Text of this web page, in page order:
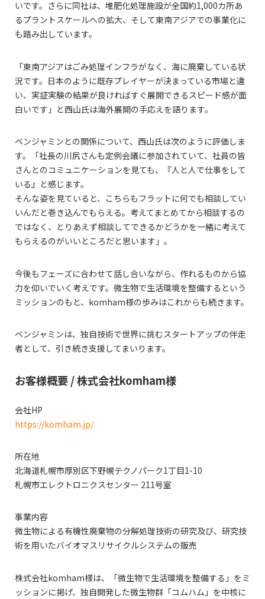
いです。さらに同社は、堆肥化処理施設が全国約1,000カ所あ
るプラントスケールへの拡大、そして東南アジアでの事業化に
も踏み出しています。
「東南アジアはごみ処理インフラがなく、海に廃棄している状
況です。日本のように既存プレイヤーが決まっている市場と違
い、実証実験の結果が良ければすぐ展開できるスピード感が面
白いです」と西山氏は海外展開の手応えを語ります。
ベンジャミンとの関係について、西山氏は次のように評価しま
す。「社長の川尻さんも定例会議に参加されていて、社員の皆
さんとのコミュニケーションを見ても、『人と人で仕事をして
いる』と感じます。
そんな姿を見ていると、こちらもフラットに何でも相談してい
いんだと巻き込んでもらえる。考えてまとめてから相談するの
ではなく、とりあえず相談してできるかどうかを一緒に考えて
もらえるのがいいところだと思います」。
今後もフェーズに合わせて話し合いながら、作れるものから協
力を仰いでいく考えです。微生物で生活環境を整備するという
ミッションのもと、komham様の歩みはこれからも続きます。
ベンジャミンは、独自技術で世界に挑むスタートアップの伴走
者として、引き続き支援してまいります。
お客様概要 / 株式会社komham様
会社HP
https://komham.jp/
所在地
北海道札幌市厚別区下野幌テクノパーク1丁目1-10
札幌市エレクトロニクスセンター 211号室
事業内容
微生物による有機性廃棄物の分解処理技術の研究及び、研究技
術を用いたバイオマスリサイクルシステムの販売
株式会社komham様は、「微生物で生活環境を整備する」をミ
ッションに掲げ、独自開発した微生物群「コムハム」を中核に